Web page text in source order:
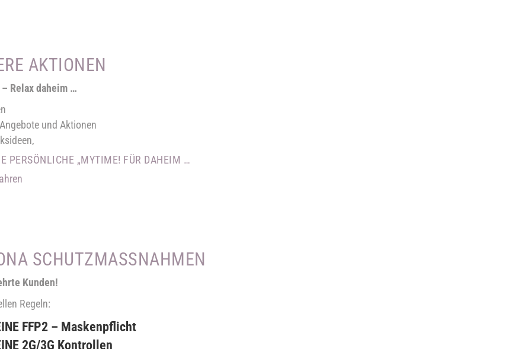
AKTIONEN
Relax daheim …
und Aktionen
PERSÖNLICHE „MYTIME! FÜR DAHEIM …
SCHUTZMASSNAHMEN
Kunden!
Regeln:
FFP2 – Maskenpflicht
2G/3G Kontrollen